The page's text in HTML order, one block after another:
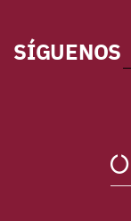
SÍGUENOS